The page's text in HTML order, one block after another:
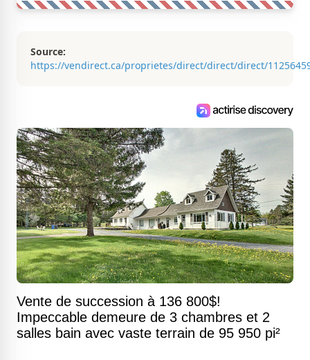
Source:
https://vendirect.ca/proprietes/direct/direct/direct/
Vente de succession à 136 800$!
Impeccable demeure de 3 chambres et 2
salles bain avec vaste terrain de 95 950 pi²